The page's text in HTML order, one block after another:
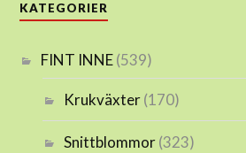
KATEGORIER
FINT INNE(539)
Krukväxter(170)
Snittblommor(323)